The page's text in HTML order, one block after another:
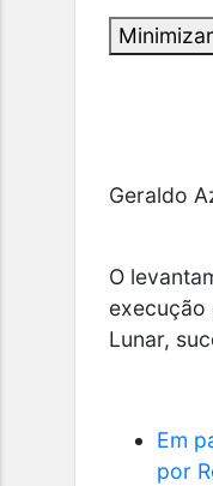
Geraldo
O
execução
Lunar,
Em
por